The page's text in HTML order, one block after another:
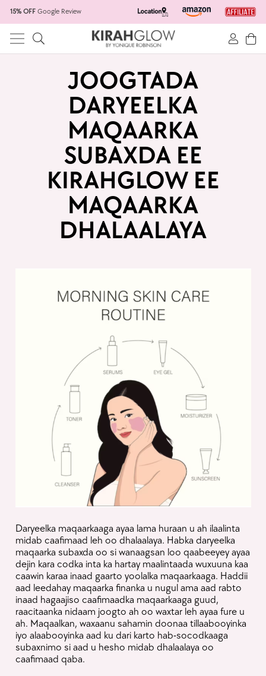
15% OFF Google Review
JOOGTADA
DARYEELKA
MAQAARKA
SUBAXDA EE
KIRAHGLOW EE
MAQAARKA
DHALAALAYA
Daryeelka maqaarkaaga ayaa lama huraan u ah ilaalinta
midab caafimaad leh oo dhalaalaya. Habka daryeelka
maqaarka subaxda oo si wanaagsan loo qaabeeyey ayaa
dejin kara codka inta ka hartay maalintaada wuxuuna kaa
caawin karaa inaad gaarto yoolalka maqaarkaaga. Haddii
aad leedahay maqaarka finanka u nugul ama aad rabto
inaad hagaajiso caafimaadka maqaarkaaga guud,
raacitaanka nidaam joogto ah oo waxtar leh ayaa fure u
ah. Maqaalkan, waxaanu sahamin doonaa tillaabooyinka
iyo alaabooyinka aad ku dari karto hab-socodkaaga
subaxnimo si aad u hesho midab dhalaalaya oo
caafimaad qaba.